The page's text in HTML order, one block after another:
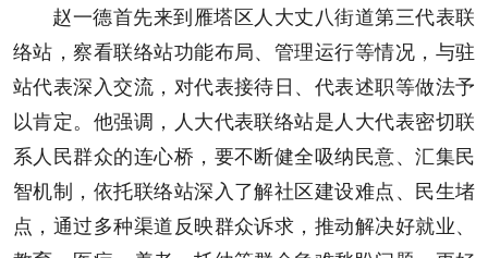
赵一德首先来到雁塔区人大丈八街道第三代表联
络站，察看联络站功能布局、管理运行等情况，与驻
站代表深入交流，对代表接待日、代表述职等做法予
以肯定。他强调，人大代表联络站是人大代表密切联
系人民群众的连心桥，要不断健全吸纳民意、汇集民
智机制，依托联络站深入了解社区建设难点、民生堵
点，通过多种渠道反映群众诉求，推动解决好就业、